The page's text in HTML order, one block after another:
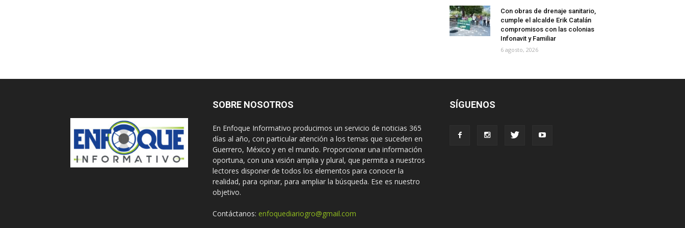
Con obras de drenaje sanitario,
cumple el alcalde Erik Catalán
compromisos con las colonias
Infonavit y Familiar
6 agosto, 2026
SOBRE NOSOTROS
En Enfoque Informativo producimos un servicio de noticias 365
días al año, con particular atención a los temas que suceden en
Guerrero, México y en el mundo. Proporcionar una información
oportuna, con una visión amplia y plural, que permita a nuestros
lectores disponer de todos los elementos para conocer la
realidad, para opinar, para ampliar la búsqueda. Ese es nuestro
objetivo.
Contáctanos: enfoquediariogro@gmail.com
SÍGUENOS